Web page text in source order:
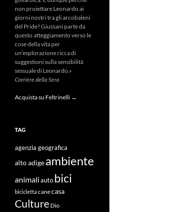
non proiettare Leonardo ai
giorni nostri tra gli arcobaleni
del Pride? Giussani parte da
questo atteggiamento verso le
cose della vita per
un’esplorazione ricca di
suggestioni sulla sensibilità
sessuale di Leonardo.»
Corriere della Sera
Acquista su Feltrinelli →
TAG
agenzia geografica
alto adigeambiente
animali auto bici
bicicletta canecasa
Culture Dio